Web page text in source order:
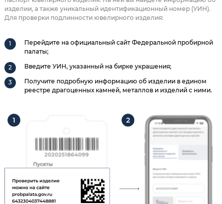
изделии, а также уникальный идентификационный номер (УИН).
Для проверки подлинности ювелирного изделия:
Перейдите на официальный сайт Федеральной пробирной
палаты;
Введите УИН, указанный на бирке украшения;
Получите подробную информацию об изделии в едином
реестре драгоценных камней, металлов и изделий с ними.